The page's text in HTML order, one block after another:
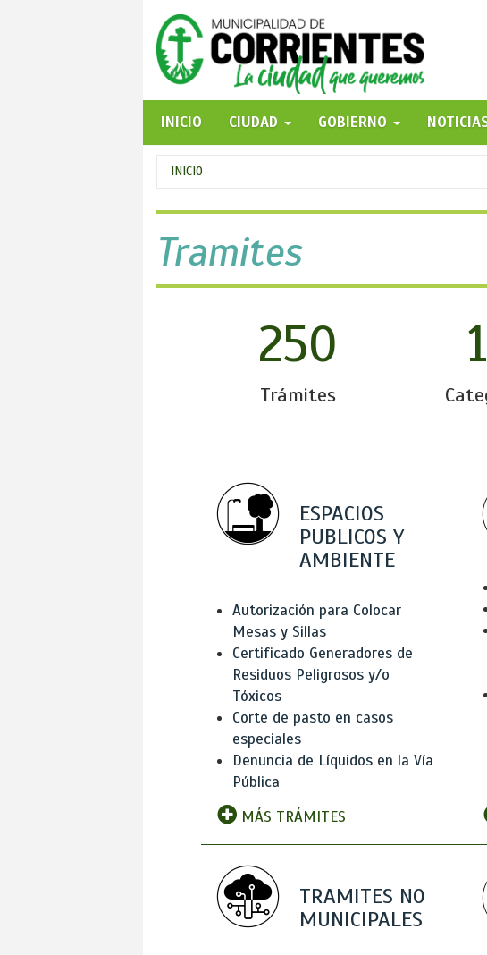
INICIO
CIUDAD GOBIERNO
Se
encuentra
usted
aquí
INICIO
Tramites
250
Trámites
ESPACIOS
PUBLICOS Y
AMBIENTE
Autorización para Colocar
Mesas y Sillas
Certificado Generadores de
Residuos Peligrosos y/o
Tóxicos
Corte de pasto en casos
especiales
Denuncia de Líquidos en la Vía
Pública
MÁS TRÁMITES
TRAMITES NO
MUNICIPALES